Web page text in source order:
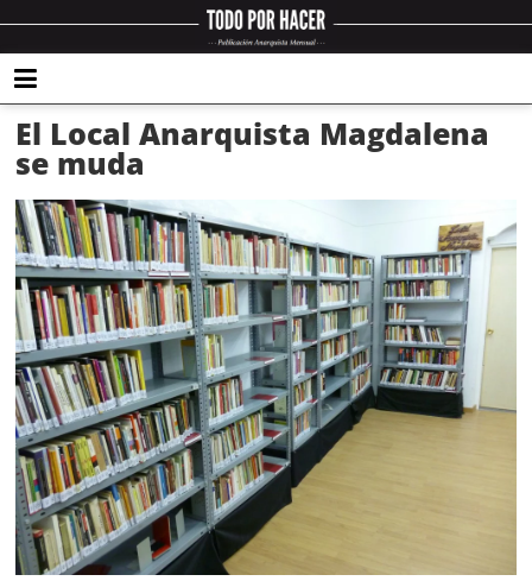
El Local Anarquista Magdalena
se muda